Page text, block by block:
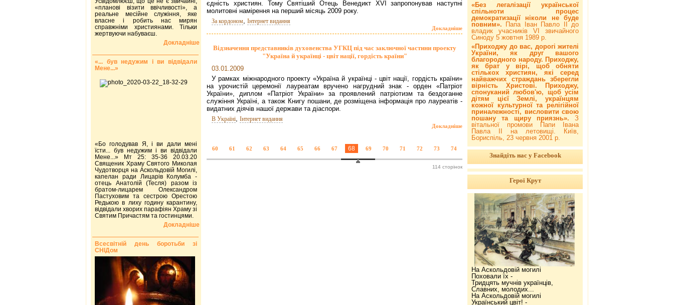
єдність християн. Тому Святіший Отець Венедикт XVI запропонував наступні
молитовні намірення на перший місяць 2009 року.
За кордоном Інтернет видання
Докладніше
Відзначення представників духовенства УГКЦ під час заключної частини проекту
"Україна й українці - цвіт нації, гордість країни"
03.01.2009
У рамках міжнародного проекту «Україна й українці - цвіт нації, гордість країни»
на урочистій церемонії лауреатам вручено нагрудний знак - орден «Патріот
України», диплом «Патріот України» за проявлений патріотизм та бездоганне
служіння Україні, а також Книгу пошани, де розміщена інформація про лауреатів -
видатних діячів нашої держави та діаспори.
В Україні Інтернет видання
Докладніше
60 61 62 63 64 65 66 67 68 69 70 71 72 73 74
114 сторінок
«планові візити ввічливості», а
реальне месійне служіння, яке
власне і робить нас мирян
справжніми християнами. Тільки
жертвуючи набуваєш.
Докладніше
«... був недужим і ви відвідали
Мене...»
«Бо голодував Я, і ви дали мені
їсти... був недужим і ви відвідали
Мене...» Мт 25: 35-36 20.03.20
Священик Храму Святого Миколая
Чудотворця на Аскольдовій Могилі,
капелан ради Лицарів Колумба -
отець Анатолій (Тесля) разом із
братом-лицарем Олександром
Пастуховим та сестрою Орестою
Редькою в лиху годину карантину,
відвідали хворих парафіян Храму зі
Святим Причастям та гостинцями.
Докладніше
Всесвітній день боротьби зі
СНІДом
«Без легалізації української
спільноти процес
демократизації ніколи не буде
повним».
Папа Іван Павло ІІ до
владик учасників VI звичайного
Синоду 5 жовтня 1989 р.
«Приходжу до вас, дорогі жителі
України, як друг вашого
благородного народу. Приходжу,
як брат у вірі, щоб обняти
стількох християн, які серед
найважчих страждань зберегли
вірність Христові. Приходжу,
спонуканий любов'ю, щоб усім
дітям цієї Землі, українцям
кожної культурної та релігійної
приналежності, висловити свою
пошану та щиру приязнь». З
вітальної промови Папи Івана
Павла ІІ на летовищі. Київ,
Бориспіль, 23 червня 2001 р.
Знайдіть нас у Facebook
Герої Крут
На Аскольдовій могилі
Поховали їх -
Тридцять мучнів українців,
Славних, молодих...
На Аскольдовій могилі
Український цвіт! -